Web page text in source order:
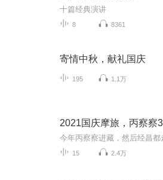
十篇经典演讲
8 8361
寄情中秋，献礼国庆
195 1.1万
2021国庆摩旅，丙察察
15 2.4万